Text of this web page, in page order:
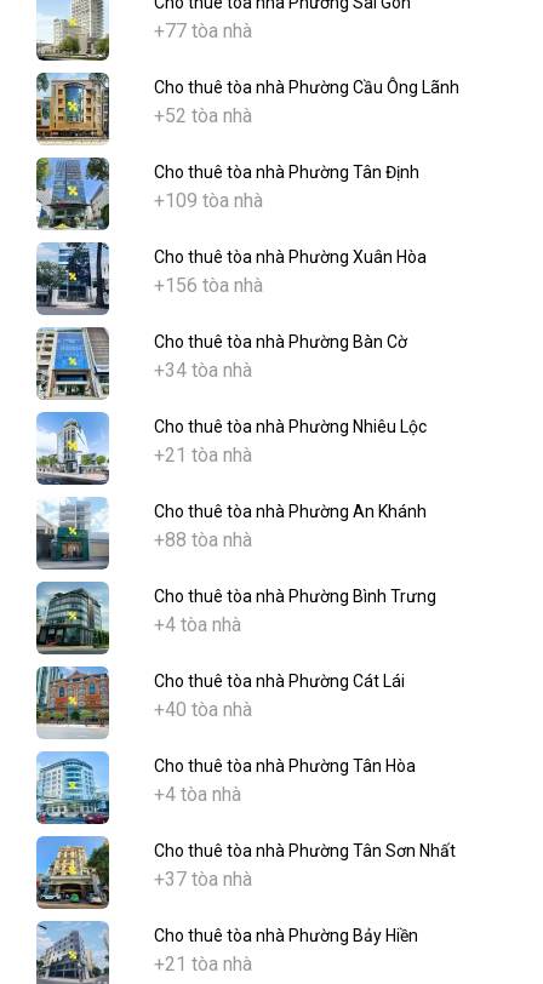
+77 tòa nhà
Cho thuê tòa nhà Phường Cầu Ông Lãnh
+52 tòa nhà
Cho thuê tòa nhà Phường Tân Định
+109 tòa nhà
Cho thuê tòa nhà Phường Xuân Hòa
+156 tòa nhà
Cho thuê tòa nhà Phường Bàn Cờ
+34 tòa nhà
Cho thuê tòa nhà Phường Nhiêu Lộc
+21 tòa nhà
Cho thuê tòa nhà Phường An Khánh
+88 tòa nhà
Cho thuê tòa nhà Phường Bình Trưng
+4 tòa nhà
Cho thuê tòa nhà Phường Cát Lái
+40 tòa nhà
Cho thuê tòa nhà Phường Tân Hòa
+4 tòa nhà
Cho thuê tòa nhà Phường Tân Sơn Nhất
+37 tòa nhà
Cho thuê tòa nhà Phường Bảy Hiền
+21 tòa nhà